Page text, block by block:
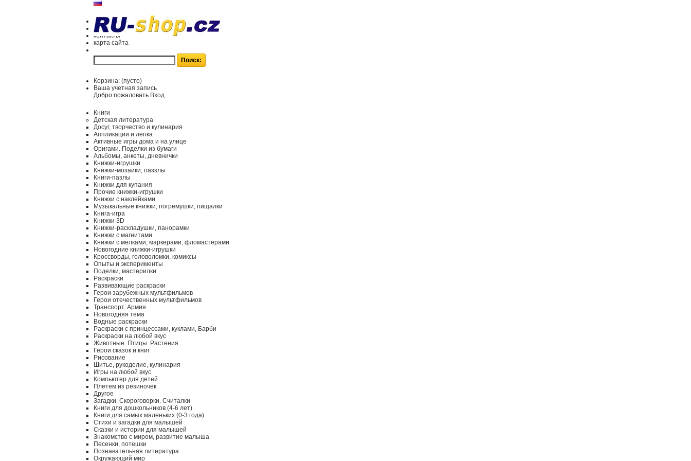
контакты
карта сайта
Корзина: (пусто)
Ваша учетная запись
Добро пожаловать Вход
Книги
Детская литература
Досуг, творчество и кулинария
Аппликации и лепка
Активные игры дома и на улице
Оригами. Поделки из бумаги
Альбомы, анкеты, дневнички
Книжки-игрушки
Книжки-мозаики, паззлы
Книги-пазлы
Книжки для купания
Прочие книжки-игрушки
Книжки с наклейками
Музыкальные книжки, погремушки, пищалки
Книга-игра
Книжки 3D
Книжки-раскладушки, панорамки
Книжки с магнитами
Книжки с мелками, маркерами, фломастерами
Новогодние книжки-игрушки
Кроссворды, головоломки, комиксы
Опыты и эксперименты
Поделки, мастерилки
Раскраски
Развивающие раскраски
Герои зарубежных мультфильмов
Герои отечественных мультфильмов
Транспорт. Армия
Новогодняя тема
Водные раскраски
Раскраски с принцессами, куклами, Барби
Раскраски на любой вкус
Животные. Птицы. Растения
Герои сказок и книг
Рисование
Шитье, рукоделие, кулинария
Игры на любой вкус
Компьютер для детей
Плетем из резиночек
Другое
Загадки. Скороговорки. Считалки
Книги для дошкольников (4-6 лет)
Книги для самых маленьких (0-3 года)
Стихи и загадки для малышей
Сказки и истории для малышей
Знакомство с миром, развитие малыша
Песенки, потешки
Познавательная литература
Окружающий мир